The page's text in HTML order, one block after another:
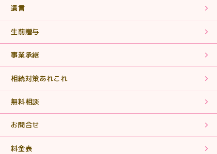
2025.06.18
【相続税申告・手続き】まさに「救世主」！ヒーローそ
のものでした。
2025.05.02
【相続税申告】丁寧に対応していただきありがとうござ
いました。
遺言
生前贈与
事業承継
相続対策あれこれ
無料相談
お問合せ
料金表